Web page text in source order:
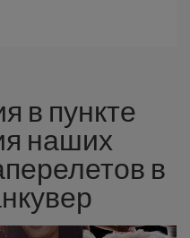
в пункте
наших
в